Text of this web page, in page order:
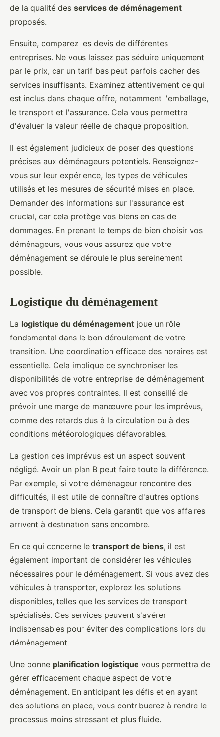
de la qualité des services de déménagement
proposés.
Ensuite, comparez les devis de différentes
entreprises. Ne vous laissez pas séduire uniquement
par le prix, car un tarif bas peut parfois cacher des
services insuffisants. Examinez attentivement ce qui
est inclus dans chaque offre, notamment l'emballage,
le transport et l'assurance. Cela vous permettra
d'évaluer la valeur réelle de chaque proposition.
Il est également judicieux de poser des questions
précises aux déménageurs potentiels. Renseignez-
vous sur leur expérience, les types de véhicules
utilisés et les mesures de sécurité mises en place.
Demander des informations sur l'assurance est
crucial, car cela protège vos biens en cas de
dommages. En prenant le temps de bien choisir vos
déménageurs, vous vous assurez que votre
déménagement se déroule le plus sereinement
possible.
Logistique du déménagement
La logistique du déménagement joue un rôle
fondamental dans le bon déroulement de votre
transition. Une coordination efficace des horaires est
essentielle. Cela implique de synchroniser les
disponibilités de votre entreprise de déménagement
avec vos propres contraintes. Il est conseillé de
prévoir une marge de manœuvre pour les imprévus,
comme des retards dus à la circulation ou à des
conditions météorologiques défavorables.
La gestion des imprévus est un aspect souvent
négligé. Avoir un plan B peut faire toute la différence.
Par exemple, si votre déménageur rencontre des
difficultés, il est utile de connaître d'autres options
de transport de biens. Cela garantit que vos affaires
arrivent à destination sans encombre.
En ce qui concerne le transport de biens, il est
également important de considérer les véhicules
nécessaires pour le déménagement. Si vous avez des
véhicules à transporter, explorez les solutions
disponibles, telles que les services de transport
spécialisés. Ces services peuvent s'avérer
indispensables pour éviter des complications lors du
déménagement.
Une bonne planification logistique vous permettra de
gérer efficacement chaque aspect de votre
déménagement. En anticipant les défis et en ayant
des solutions en place, vous contribuerez à rendre le
processus moins stressant et plus fluide.